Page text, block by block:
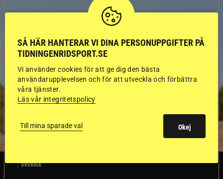
SVERIGE
SÅ HÄR HANTERAR VI DINA PERSONUPPGIFTER PÅ
TIDNINGENRIDSPORT.SE
Vi använder cookies för att ge dig den bästa
användarupplevelsen och för att utveckla och förbättra
våra tjänster.
Läs vår integritetspolicy
Till mina sparade val Okej